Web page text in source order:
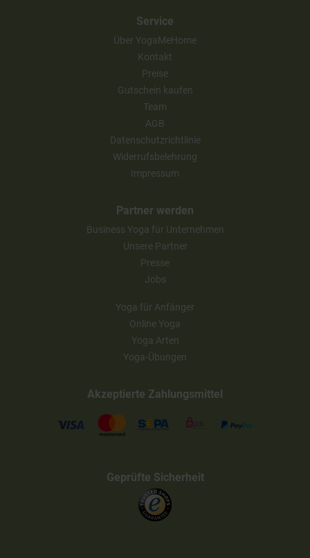
Service
Über YogaMeHome
Kontakt
Preise
Gutschein kaufen
Team
AGB
Datenschutzrichtlinie
Widerrufsbelehrung
Impressum
Partner werden
Business Yoga für Unternehmen
Unsere Partner
Presse
Jobs
Yoga für Anfänger
Online Yoga
Yoga Arten
Yoga-Übungen
Akzeptierte Zahlungsmittel
Geprüfte Sicherheit